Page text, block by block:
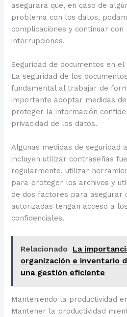
asegurará que, en caso de
problema con los datos,
complicaciones y continuar
interrupciones.
Seguridad de documentos en
La seguridad de los
fundamental al trabajar de
importante adoptar medidas
proteger la información
privacidad de los datos.
Algunas medidas de seguridad
incluyen utilizar contraseñas
regularmente, utilizar
para proteger los archivos y
de dos factores para asegurar
autorizadas tengan acceso a
confidenciales.
Relacionado
La
organización e inventario
una gestión eficiente
Manteniendo la productividad
Mantener la productividad